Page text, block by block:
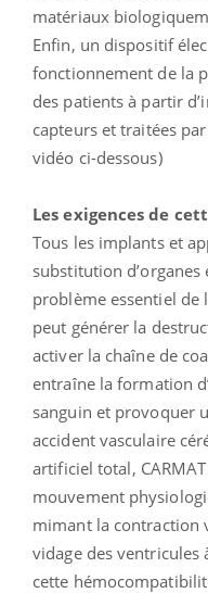
matériaux
Enfin, un dispositif
fonctionnement de la
des patients à partir
capteurs et traitées
vidéo ci-dessous)
Les exigences de
Tous les implants et
substitution
problème essentiel
peut générer la
activer la chaîne de
entraîne la formation
sanguin et provoquer
accident vasculaire
artificiel total,
mouvement
mimant la contraction
vidage des ventricules
cette